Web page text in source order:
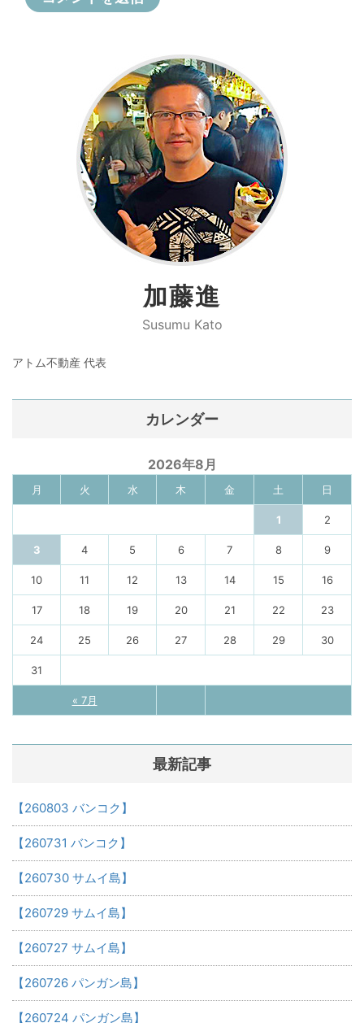
加藤進
Susumu Kato
アトム不動産 代表
カレンダー
2026年8月
月 火 水 木 金 土 日
« 7月
1 2
3 4 5 6 7 8 9
10 11 12 13 14 15 16
17 18 19 20 21 22 23
24 25 26 27 28 29 30
31
最新記事
【260803 バンコク】
【260731 バンコク】
【260730 サムイ島】
【260729 サムイ島】
【260727 サムイ島】
【260726 パンガン島】
【260724 パンガン島】